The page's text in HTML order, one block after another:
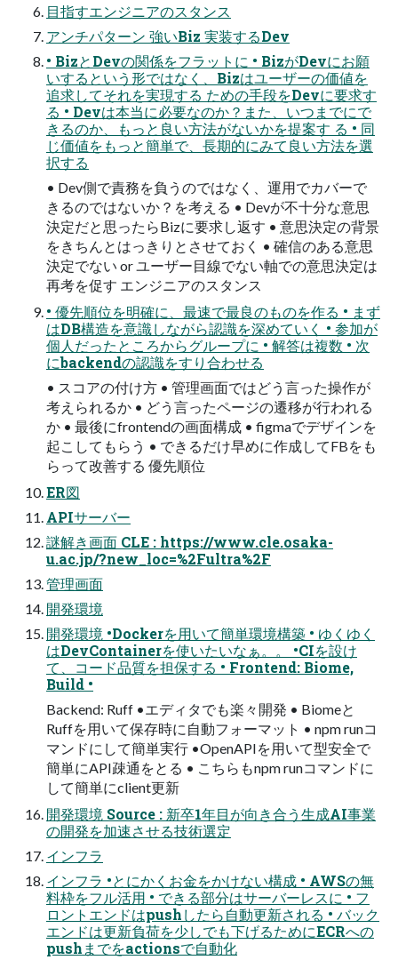
目指すエンジニアのスタンス
アンチパターン 強いBiz 実装するDev
• BizとDevの関係をフラットに • BizがDevにお願
いするという形ではなく、Bizはユーザーの価値を
追求してそれを実現する ための手段をDevに要求す
る • Devは本当に必要なのか？また、いつまでにで
きるのか、もっと良い方法がないかを提案す る • 同
じ価値をもっと簡単で、長期的にみて良い方法を選
択する
• Dev側で責務を負うのではなく、運用でカバーで
きるのではないか？を考える • Devが不十分な意思
決定だと思ったらBizに要求し返す • 意思決定の背景
をきちんとはっきりとさせておく • 確信のある意思
決定でない or ユーザー目線でない軸での意思決定は
再考を促す エンジニアのスタンス
• 優先順位を明確に、最速で最良のものを作る • まず
はDB構造を意識しながら認識を深めていく • 参加が
個人だったところからグループに • 解答は複数 • 次
にbackendの認識をすり合わせる
• スコアの付け方 • 管理画面ではどう言った操作が
考えられるか • どう言ったページの遷移が行われる
か • 最後にfrontendの画面構成 • figmaでデザインを
起こしてもらう • できるだけ早めに作成してFBをも
らって改善する 優先順位
ER図
APIサーバー
謎解き画面 CLE : https://www.cle.osaka-
u.ac.jp/?new_loc=%2Fultra%2F
管理画面
開発環境
開発環境 •Dockerを用いて簡単環境構築 • ゆくゆく
はDevContainerを使いたいなぁ。。 •CIを設け
て、コード品質を担保する • Frontend: Biome,
Build •
Backend: Ruff •エディタでも楽々開発 • Biomeと
Ruffを用いて保存時に自動フォーマット • npm runコ
マンドにして簡単実行 •OpenAPIを用いて型安全で
簡単にAPI疎通をとる • こちらもnpm runコマンドに
して簡単にclient更新
開発環境 Source : 新卒1年目が向き合う生成AI事業
の開発を加速させる技術選定
インフラ
インフラ •とにかくお金をかけない構成 • AWSの無
料枠をフル活用 • できる部分はサーバーレスに • フ
ロントエンドはpushしたら自動更新される • バック
エンドは更新負荷を少しでも下げるためにECRへの
pushまでをactionsで自動化